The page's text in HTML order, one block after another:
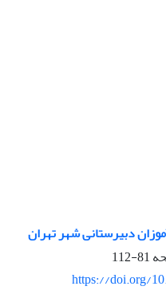
دبیرستانی شهر تهران
81-112
https://doi.org/